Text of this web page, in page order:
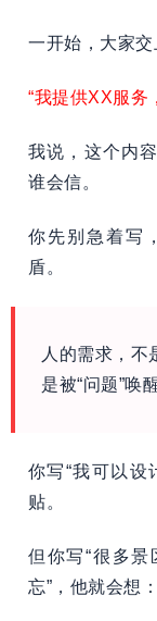
一开始，大家交
“我提供XX服务
我说，这个内
谁会信。
你先别急着写
盾。
人的需求，不
是被“问题”唤
你写“我可以设
贴。
但你写“很多
忘”，他就会想